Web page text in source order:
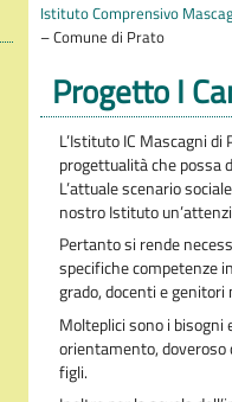
Istituto Comprensivo
– Comune di Prato
Progetto I
L’Istituto IC Mascagni
progettualità che possa
L’attuale scenario
nostro Istituto
Pertanto si rende
specifiche competenze
grado, docenti e genitori
Molteplici sono i bisogni
orientamento, doveroso
figli.